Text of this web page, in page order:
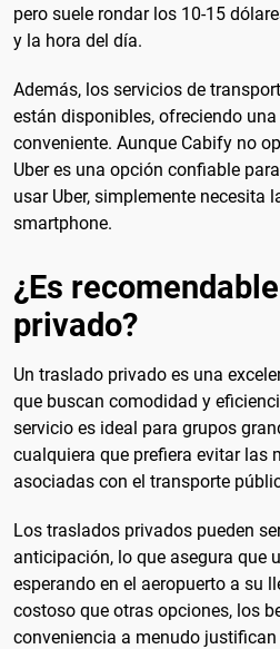
pero suele rondar los 10-15
y la hora del día.
Además, los servicios de
están disponibles, ofreciendo
conveniente. Aunque Cabify no
Uber es una opción confiable
usar Uber, simplemente necesita
smartphone.
¿Es
privado?
Un traslado privado es una
que buscan comodidad y
servicio es ideal para grupos
cualquiera que prefiera evitar las
asociadas con el transporte
Los traslados privados pueden
anticipación, lo que asegura que
esperando en el aeropuerto a su
costoso que otras opciones, los
conveniencia a menudo